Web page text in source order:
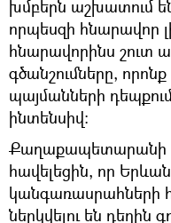
խմբերն աշխատում
որպեսզի հնարավոր
հնարավորինս շուտ
գծանշումները,
պայմանների
ինտենսիվ։
Քաղաքապետարանի
հավելեցին, որ
կանգառասրահների
ներկվելու են դեղին